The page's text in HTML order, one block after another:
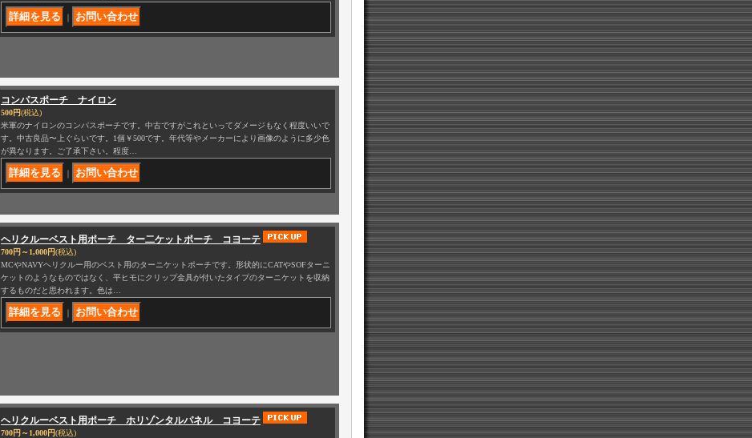
｜
コンパスポーチ ナイロン
500円(税込)
米軍のナイロンのコンパスポーチです。中古ですがこれといってダメージもなく程度いいで
す。中古良品〜上ぐらいです。1個￥500です。年代等やメーカーにより画像のように多少色
が異なります。ご了承下さい。程度…
｜
ヘリクルーベスト用ポーチ ター二ケットポーチ コヨーテ
700円～1,000円(税込)
MCやNAVYヘリクルー用のベスト用のターニケットポーチです。形状的にCATやSOFターニ
ケットのようなものではなく、平ヒモにクリップ金具が付いたタイプのターニケットを収納
するものだと思われます。色は…
｜
ヘリクルーベスト用ポーチ ホリゾンタルパネル コヨーテ
700円～1,000円(税込)